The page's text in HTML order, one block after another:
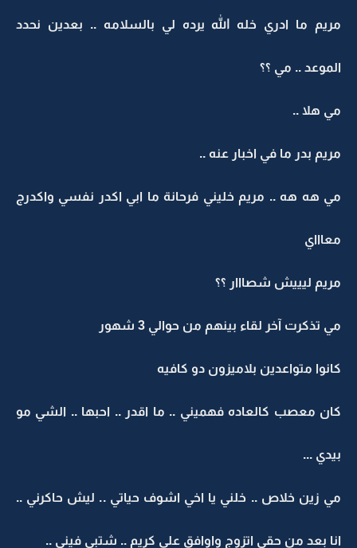
مريم ما ادري خله الله يرده لي بالسلامه .. بعدين نحدد
الموعد .. مي ؟؟
مي هلا ..
مريم بدر ما في اخبار عنه ..
مي هه هه .. مريم خليني فرحانة ما ابي اكدر نفسي واكدرج
معاااي
مريم ليييش شصااار ؟؟
مي تذكرت آخر لقاء بينهم من حوالي 3 شهور
كانوا متواعدين بلاميزون دو كافيه
كان معصب كالعاده فهميني .. ما اقدر .. احبها .. الشي مو
بيدي ...
مي زين خلاص .. خلني يا اخي اشوف حياتي .. ليش حاكرني ..
انا بعد من حقي اتزوج واوافق على كريم .. شتبي فيني ..